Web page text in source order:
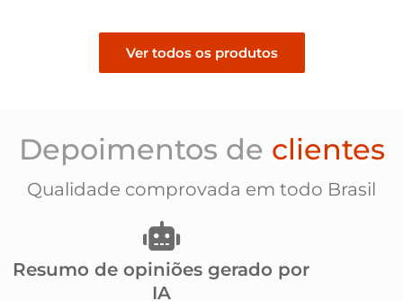
Ver todos os produtos
Depoimentos de clientes
Qualidade comprovada em todo Brasil
Resumo de opiniões gerado por
IA